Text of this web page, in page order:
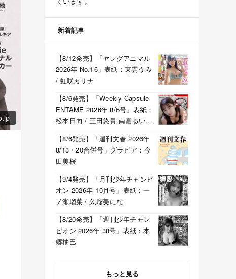
新着記事
【8/12発売】「ヤングアニマル
2026年 No.16」表紙：東雲うみ
/ 虹咲カリナ
【8/6発売】「Weekly Capsule
ENTAME 2026年 8/6号」表紙：
松本日向 / 三田悠貴 南雲るい
【8/6発売】「週刊文春 2026年
8/13・20合併号」グラビア：今
田美桜
【9/4発売】「月刊少年チャンピ
オン 2026年 10月号」表紙：一
ノ瀬瑠菜 / 久瑠美にな
【8/20発売】「週刊少年チャン
ピオン 2026年 38号」表紙：本
郷柚巴
もっと見る